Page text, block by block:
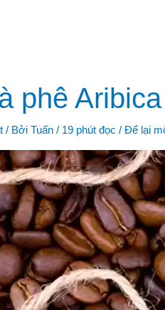
phê
/ BởiTuấn/ 19 phút đọc /Để lại